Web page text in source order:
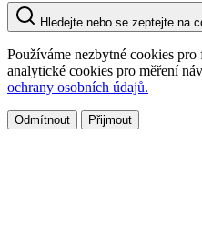
Hledejte nebo se zeptejte na
Používáme nezbytné cookies
analytické cookies pro měření
ochrany osobních údajů.
Odmítnout Přijmout